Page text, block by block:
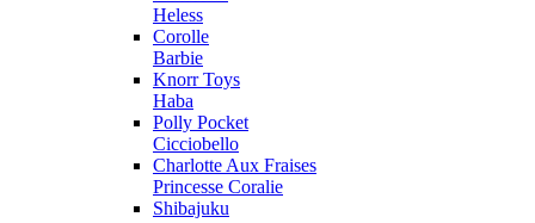
Heless
Corolle
Barbie
Knorr Toys
Haba
Polly Pocket
Cicciobello
Charlotte Aux Fraises
Princesse Coralie
Shibajuku